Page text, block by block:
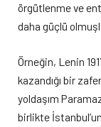
örgütlenme ve
daha güçlü
Örneğin, Lenin
kazandığı bir
yoldaşım
birlikte